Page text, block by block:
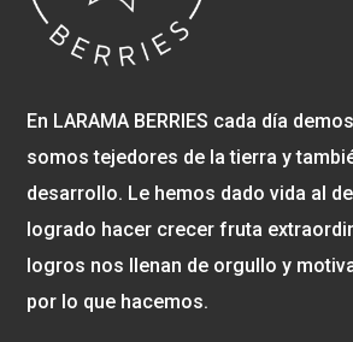
En LARAMA BERRIES cada día
somos tejedores de la tierra y
desarrollo. Le hemos dado vida al
logrado hacer crecer fruta
logros nos llenan de orgullo y
por lo que hacemos.